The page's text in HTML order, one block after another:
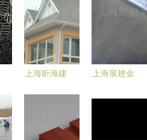
上海昕海建
行业的应用
上海展翅金